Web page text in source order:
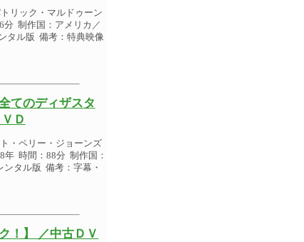
リック・マルドゥーン
分 制作国：アメリカ／
タル版 備考：特典映像
てのディザスタ
Ｄ
・ペリー・ジョーンズ
年 時間：88分 制作国：
タル版 備考：字幕・
！】 ／中古ＤＶ